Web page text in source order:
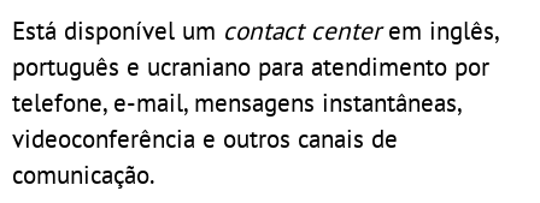
Está disponível um contact centerem inglês,
português e ucraniano para atendimento por
telefone, e-mail, mensagens instantâneas,
videoconferência e outros canais de
comunicação.